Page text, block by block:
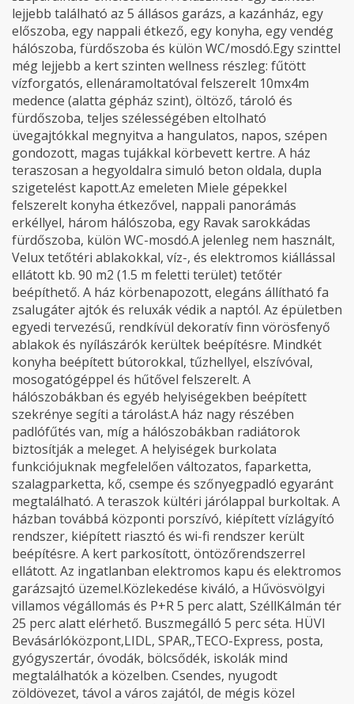
lejjebb található az 5 állásos garázs, a kazánház, egy
előszoba, egy nappali étkező, egy konyha, egy vendég
hálószoba, fürdőszoba és külön WC/mosdó.Egy szinttel
még lejjebb a kert szinten wellness részleg: fűtött
vízforgatós, ellenáramoltatóval felszerelt 10mx4m
medence (alatta gépház szint), öltöző, tároló és
fürdőszoba, teljes szélességében eltolható
üvegajtókkal megnyitva a hangulatos, napos, szépen
gondozott, magas tujákkal körbevett kertre. A ház
teraszosan a hegyoldalra simuló beton oldala, dupla
szigetelést kapott.Az emeleten Miele gépekkel
felszerelt konyha étkezővel, nappali panorámás
erkéllyel, három hálószoba, egy Ravak sarokkádas
fürdőszoba, külön WC-mosdó.A jelenleg nem használt,
Velux tetőtéri ablakokkal, víz-, és elektromos kiállással
ellátott kb. 90 m2 (1.5 m feletti terület) tetőtér
beépíthető. A ház körbenapozott, elegáns állítható fa
zsalugáter ajtók és reluxák védik a naptól. Az épületben
egyedi tervezésű, rendkívül dekoratív finn vörösfenyő
ablakok és nyílászárók kerültek beépítésre. Mindkét
konyha beépített bútorokkal, tűzhellyel, elszívóval,
mosogatógéppel és hűtővel felszerelt. A
hálószobákban és egyéb helyiségekben beépített
szekrénye segíti a tárolást.A ház nagy részében
padlófűtés van, míg a hálószobákban radiátorok
biztosítják a meleget. A helyiségek burkolata
funkciójuknak megfelelően változatos, faparketta,
szalagparketta, kő, csempe és szőnyegpadló egyaránt
megtalálható. A teraszok kültéri járólappal burkoltak. A
házban továbbá központi porszívó, kiépített vízlágyító
rendszer, kiépített riasztó és wi-fi rendszer került
beépítésre. A kert parkosított, öntözőrendszerrel
ellátott. Az ingatlanban elektromos kapu és elektromos
garázsajtó üzemel.Közlekedése kiváló, a Hűvösvölgyi
villamos végállomás és P+R 5 perc alatt, SzéllKálmán tér
25 perc alatt elérhető. Buszmegálló 5 perc séta. HÜVI
Bevásárlóközpont,LIDL, SPAR,,TECO-Express, posta,
gyógyszertár, óvodák, bölcsődék, iskolák mind
megtalálhatók a közelben. Csendes, nyugodt
zöldövezet, távol a város zajától, de mégis közel